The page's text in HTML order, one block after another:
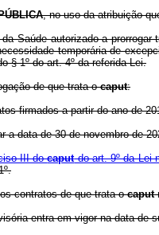
, no uso da atribuição
Saúde autorizado a
temporária de
§ 1º do art. 4º da referida Lei.
de que trata ocaput:
firmados a partir do ano de
a data de 30 de novembro de
III docaputdo art. 9º da Lei
contratos de que trata ocaput
entra em vigor na data de